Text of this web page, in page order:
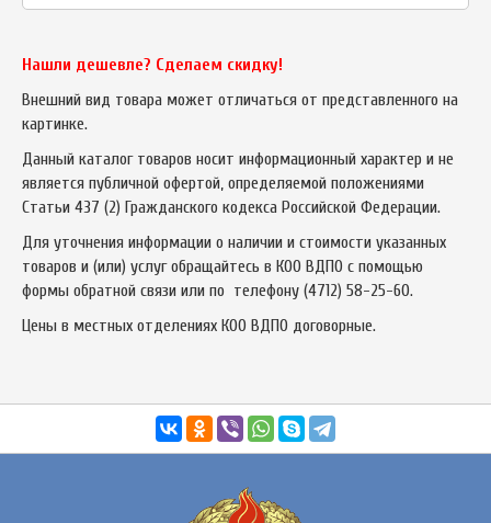
Нашли дешевле? Сделаем скидку!
Внешний вид товара может отличаться от представленного на
картинке.
Данный каталог товаров носит информационный характер и не
является публичной офертой, определяемой положениями
Статьи 437 (2) Гражданского кодекса Российской Федерации.
Для уточнения информации о наличии и стоимости указанных
товаров и (или) услуг обращайтесь в КОО ВДПО с помощью
формы обратной связи или по телефону (4712) 58-25-60.
Цены в местных отделениях КОО ВДПО договорные.